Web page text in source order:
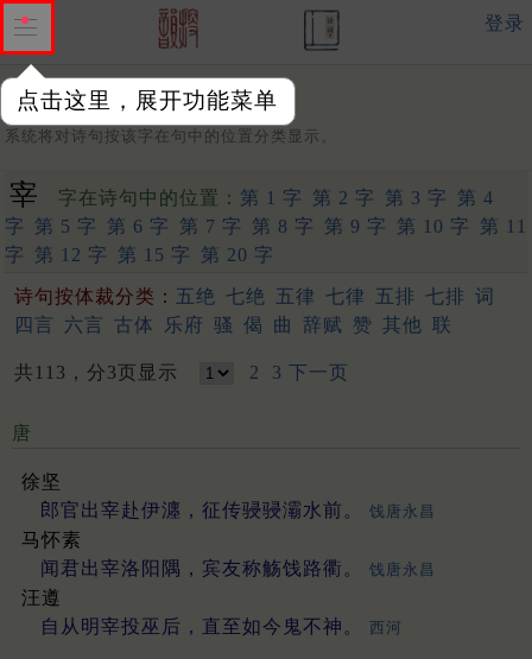
点击这里，展开功能菜单
登录
字：
系统将对诗句按该字在句中的位置分类显示。
宰 字在诗句中的位置： 第 1 字 第 2 字 第 3 字
第 4
字
第 5 字 第 6 字 第 7 字 第 8 字 第 9 字 第 10 字
第 11
字
第 12 字 第 15 字 第 20 字
诗句按体裁分类： 五绝 七绝 五律 七律 五排 七排 词
四言
六言 古体 乐府 骚 偈 曲 辞赋 赞 其他 联
共113，分3页显示 2 3 下一页
唐
徐坚
郎官出宰赴伊瀍，征传骎骎灞水前。
饯唐永昌
马怀素
闻君出宰洛阳隅，宾友称觞饯路衢。
饯唐永昌
汪遵
自从明宰投巫后，直至如今鬼不神。
西河